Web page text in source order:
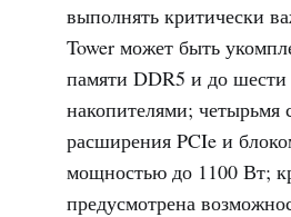
выполнять критически
Tower может быть
памяти DDR5 и до
накопителями; четырьмя
расширения PCIe и
мощностью до 1100 Вт;
предусмотрена